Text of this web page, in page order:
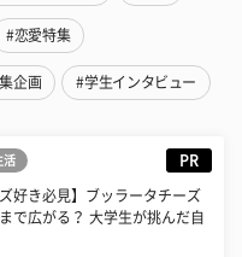
#恋愛特集
企画 #学生インタビュー
活 PR
ズ好き必見】ブッラータチーズ
で広がる？ 大学生が挑んだ自